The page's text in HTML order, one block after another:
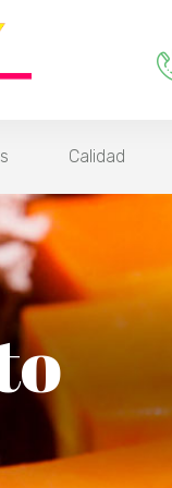
Calidad